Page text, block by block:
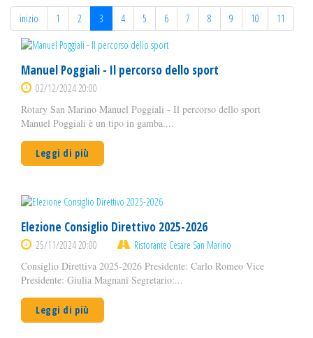
inizio 1 2 3 4 5 6 7 8 9 10 11
Manuel Poggiali - Il percorso dello sport
02/12/2024 20:00
Rotary San Marino Manuel Poggiali - Il percorso dello sport
Manuel Poggiali è un tipo in gamba....
Leggi di più
Elezione Consiglio Direttivo 2025-2026
25/11/2024 20:00
Ristorante Cesare San Marino
Consiglio Direttiva 2025-2026 Presidente: Carlo Romeo Vice
Presidente: Giulia Magnani Segretario:...
Leggi di più